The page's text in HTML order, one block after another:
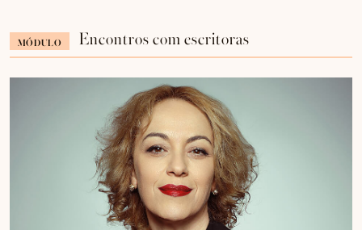
MÓDULO Encontros com escritoras